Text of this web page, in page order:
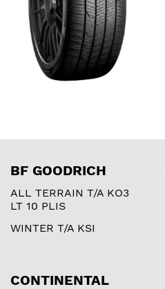
BF GOODRICH
ALL TERRAIN T/A KO3
LT 10 PLIS
WINTER T/A KSI
CONTINENTAL